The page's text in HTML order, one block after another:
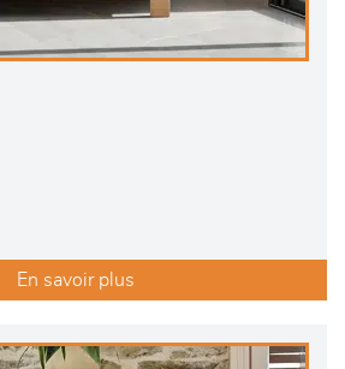
En savoir plus